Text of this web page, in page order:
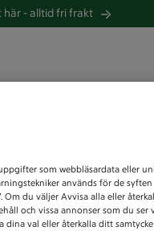
här -alltid fri frakt
Unknown
som webbläsardata eller
används för de syften
du väljer Avvisa alla eller
och vissa annonser som du ser
val eller återkalla ditt